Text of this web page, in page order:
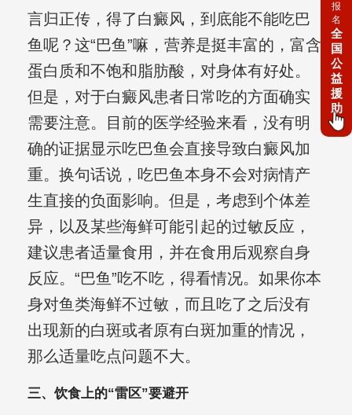
言归正传，得了白癜风，到底能不能吃巴
鱼呢？这“巴鱼”嘛，营养是挺丰富的，富含
蛋白质和不饱和脂肪酸，对身体有好处。
但是，对于白癜风患者日常吃的方面确实
需要注意。目前的医学经验来看，没有明
确的证据显示吃巴鱼会直接导致白癜风加
重。换句话说，吃巴鱼本身不会对病情产
生直接的负面影响。但是，考虑到个体差
异，以及某些海鲜可能引起的过敏反应，
建议患者适量食用，并在食用后观察自身
反应。“巴鱼”吃不吃，得看情况。如果你本
身对鱼类海鲜不过敏，而且吃了之后没有
出现新的白斑或者原有白斑加重的情况，
那么适量吃点问题不大。
三、饮食上的“雷区”要避开
报
名
全
国
公
益
援
助